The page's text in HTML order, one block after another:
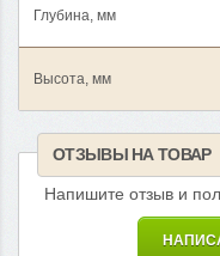
Глубина, мм
Высота, мм
ОТЗЫВЫ НА ТОВАР
Напишите отзыв и